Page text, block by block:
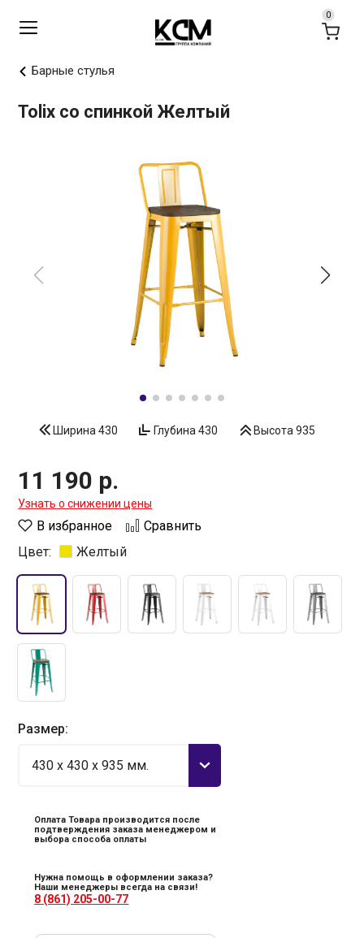
Барные стулья
Tolix со спинкой Желтый
Ширина 430 Глубина 430 Высота 935
11 190 р.
Узнать о снижении цены
В избранное
Сравнить
Цвет:
Желтый
Размер:
430 x 430 x 935 мм.
Оплата Товара производится после
подтверждения заказа менеджером и
выбора способа оплаты
Нужна помощь в оформлении заказа?
Наши менеджеры всегда на связи!
8 (861) 205-00-77